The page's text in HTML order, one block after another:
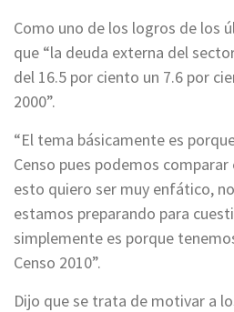
Como uno de los logros de los
que “la deuda externa del
del 16.5 por ciento un 7.6 por
2000”.
“El tema básicamente es
Censo pues podemos comparar
esto quiero ser muy enfático,
estamos preparando para
simplemente es porque
Censo 2010”.
Dijo que se trata de motivar a